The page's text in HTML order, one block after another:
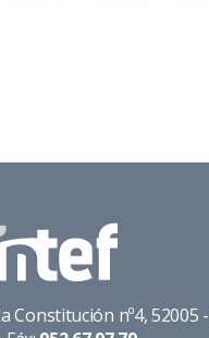
Constitución nº4, 52005 -